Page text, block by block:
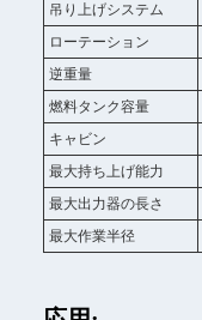
吊り上げシステム
ローテーション
逆重量
燃料タンク容量
キャビン
最大持ち上げ能力
最大出力器の長さ
最大作業半径